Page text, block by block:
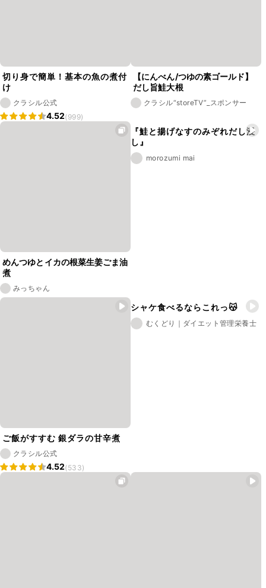
切り身で簡単！基本の魚の煮付
け
クラシル公式
4.52(999)
【にんべん/つゆの素ゴールド】
だし旨鮭大根
クラシル“storeTV”_スポンサー
めんつゆとイカの根菜生姜ごま油
煮
みっちゃん
『鮭と揚げなすのみぞれだし浸
し』
morozumi mai
ご飯がすすむ 銀ダラの甘辛煮
クラシル公式
4.52(533)
シャケ食べるならこれっ😽
むくどり｜ダイエット管理栄養士